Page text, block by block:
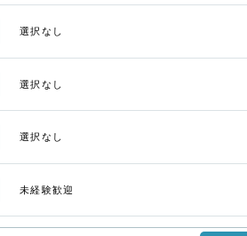
選択なし
選択なし
選択なし
未経験歓迎